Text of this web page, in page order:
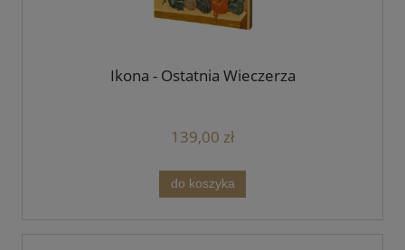
Ikona - Ostatnia Wieczerza
139,00 zł
do koszyka